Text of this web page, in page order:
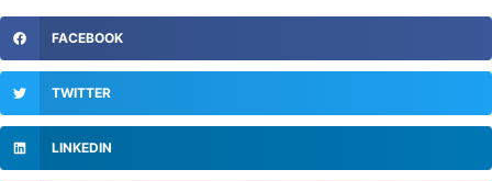
FACEBOOK
TWITTER
LINKEDIN